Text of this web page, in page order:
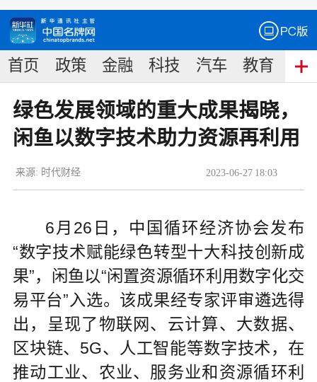
首页 政策 金融 科技 汽车 教育 食
绿色发展领域的重大成果揭晓，
闲鱼以数字技术助力资源再利用
2023-06-27 18:03
来源: 时代财经
6月26日，中国循环经济协会发布
“数字技术赋能绿色转型十大科技创新成
果”，闲鱼以“闲置资源循环利用数字化交
易平台”入选。该成果经专家评审遴选得
出，呈现了物联网、云计算、大数据、
区块链、5G、人工智能等数字技术，在
推动工业、农业、服务业和资源循环利